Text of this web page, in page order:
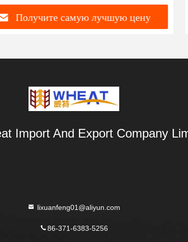
Получите самую лучшую цену
Import And Export Company
lixuanfeng01@aliyun.com
86-371-6383-5256